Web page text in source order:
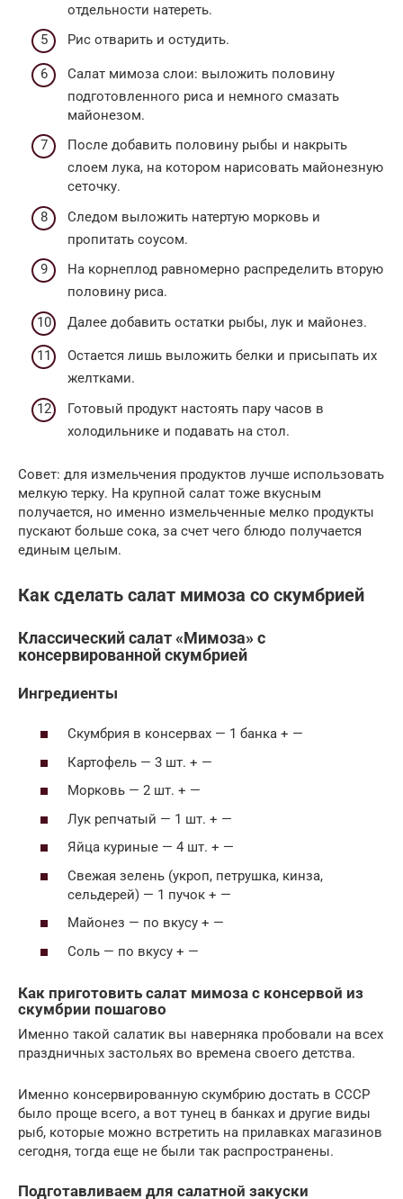
отдельности натереть.
Рис отварить и остудить.
Салат мимоза слои: выложить половину
подготовленного риса и немного смазать
майонезом.
После добавить половину рыбы и накрыть
слоем лука, на котором нарисовать майонезную
сеточку.
Следом выложить натертую морковь и
пропитать соусом.
На корнеплод равномерно распределить вторую
половину риса.
Далее добавить остатки рыбы, лук и майонез.
Остается лишь выложить белки и присыпать их
желтками.
Готовый продукт настоять пару часов в
холодильнике и подавать на стол.
Совет: для измельчения продуктов лучше использовать
мелкую терку. На крупной салат тоже вкусным
получается, но именно измельченные мелко продукты
пускают больше сока, за счет чего блюдо получается
единым целым.
Как сделать салат мимоза со скумбрией
Классический салат «Мимоза» с
консервированной скумбрией
Ингредиенты
Скумбрия в консервах — 1 банка + —
Картофель — 3 шт. + —
Морковь — 2 шт. + —
Лук репчатый — 1 шт. + —
Яйца куриные — 4 шт. + —
Свежая зелень (укроп, петрушка, кинза,
сельдерей) — 1 пучок + —
Майонез — по вкусу + —
Соль — по вкусу + —
Как приготовить салат мимоза с консервой из
скумбрии пошагово
Именно такой салатик вы наверняка пробовали на всех
праздничных застольях во времена своего детства.
Именно консервированную скумбрию достать в СССР
было проще всего, а вот тунец в банках и другие виды
рыб, которые можно встретить на прилавках магазинов
сегодня, тогда еще не были так распространены.
Подготавливаем для салатной закуски